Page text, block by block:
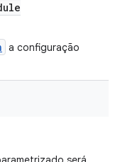
a configuração